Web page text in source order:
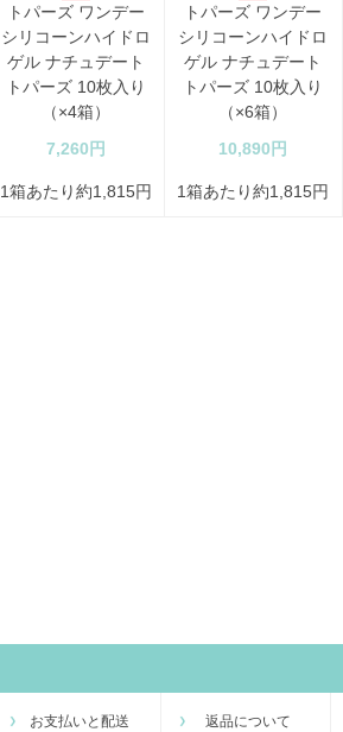
トパーズ ワンデー
シリコーンハイドロ
ゲル ナチュデート
トパーズ 10枚入り
（×4箱）
7,260円
1箱あたり約1,815円
トパーズ ワンデー
シリコーンハイドロ
ゲル ナチュデート
トパーズ 10枚入り
（×6箱）
10,890円
1箱あたり約1,815円
お支払いと配送 返品について